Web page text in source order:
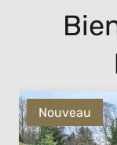
Nouveau